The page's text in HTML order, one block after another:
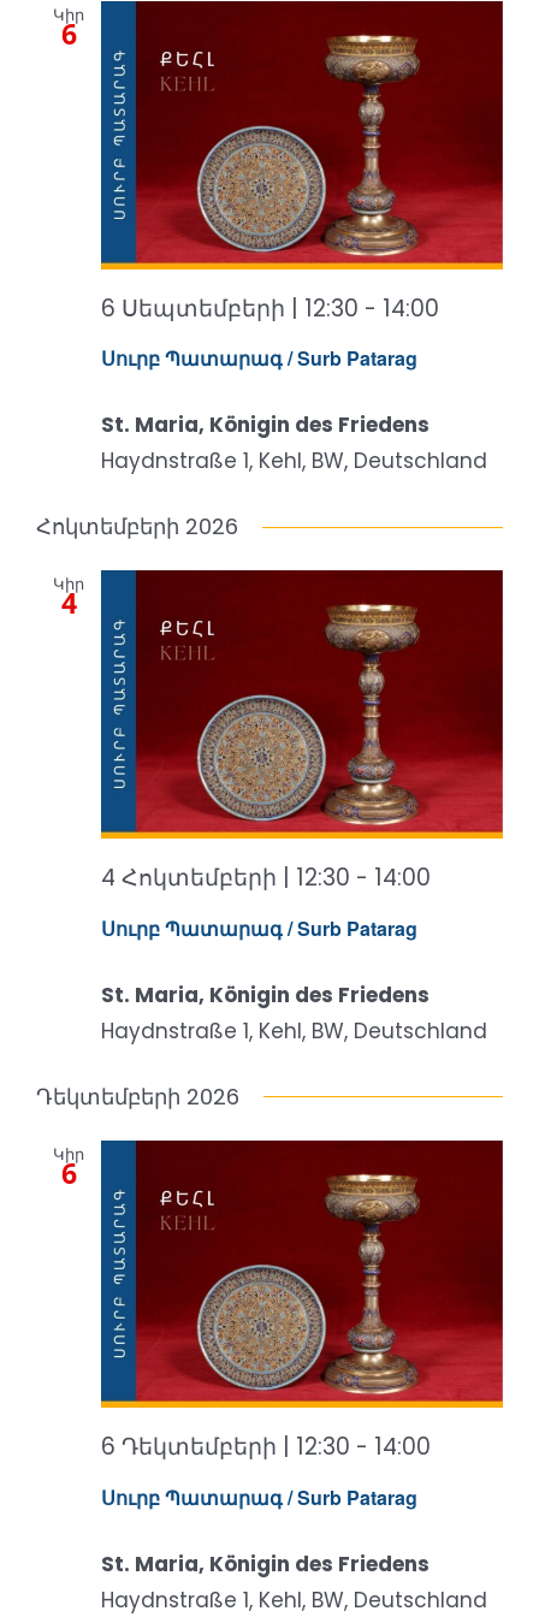
Կիր
6
Սուրբ Պատարագ / Surb Patarag
6 Սեպտեմբերի | 12:30 - 14:00
St. Maria, Königin des Friedens
Haydnstraße 1, Kehl, BW, Deutschland
Հոկտեմբերի 2026
Կիր
4
Սուրբ Պատարագ / Surb Patarag
4 Հոկտեմբերի | 12:30 - 14:00
St. Maria, Königin des Friedens
Haydnstraße 1, Kehl, BW, Deutschland
Դեկտեմբերի 2026
Կիր
6
Սուրբ Պատարագ / Surb Patarag
6 Դեկտեմբերի | 12:30 - 14:00
St. Maria, Königin des Friedens
Haydnstraße 1, Kehl, BW, Deutschland